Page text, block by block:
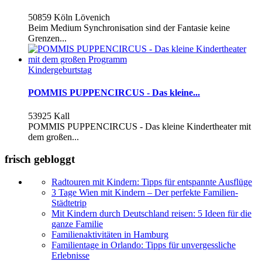
50859 Köln Lövenich
Beim Medium Synchronisation sind der Fantasie keine
Grenzen...
Kindergeburtstag
POMMIS PUPPENCIRCUS - Das kleine...
53925 Kall
POMMIS PUPPENCIRCUS - Das kleine Kindertheater mit
dem großen...
frisch gebloggt
Radtouren mit Kindern: Tipps für entspannte Ausflüge
3 Tage Wien mit Kindern – Der perfekte Familien-
Städtetrip
Mit Kindern durch Deutschland reisen: 5 Ideen für die
ganze Familie
Familienaktivitäten in Hamburg
Familientage in Orlando: Tipps für unvergessliche
Erlebnisse